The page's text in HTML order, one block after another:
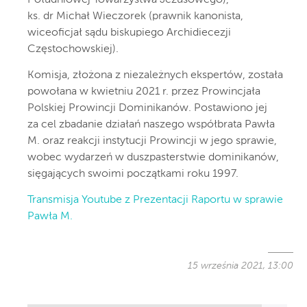
ks. dr Michał Wieczorek (prawnik kanonista,
wiceoficjał sądu biskupiego Archidiecezji
Częstochowskiej).
Komisja, złożona z niezależnych ekspertów, została
powołana w kwietniu 2021 r. przez Prowincjała
Polskiej Prowincji Dominikanów. Postawiono jej
za cel zbadanie działań naszego współbrata Pawła
M. oraz reakcji instytucji Prowincji w jego sprawie,
wobec wydarzeń w duszpasterstwie dominikanów,
sięgających swoimi początkami roku 1997.
Transmisja Youtube z Prezentacji Raportu w sprawie
Pawła M.
15 września 2021, 13:00